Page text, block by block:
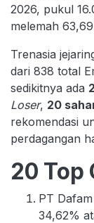
2026, pukul
melemah
Trenasia
dari 838 total
sedikitnya ada
Loser, 20
rekomendasi
perdagangan
20 Top
PT
34,62%